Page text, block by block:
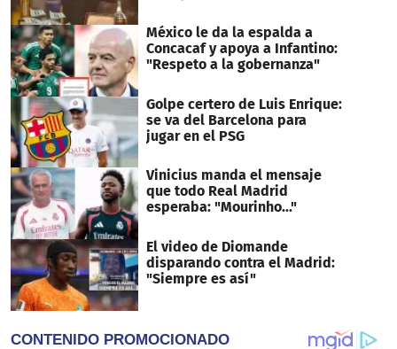
México le da la espalda a
Concacaf y apoya a Infantino:
"Respeto a la gobernanza"
Golpe certero de Luis Enrique:
se va del Barcelona para
jugar en el PSG
Vinicius manda el mensaje
que todo Real Madrid
esperaba: "Mourinho..."
El video de Diomande
disparando contra el Madrid:
"Siempre es así"